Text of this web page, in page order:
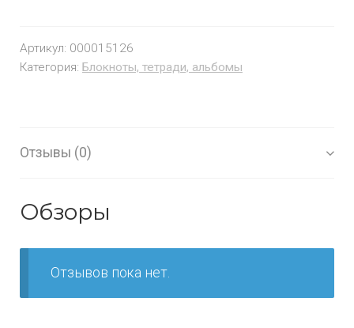
Артикул: 000015126
Категория: Блокноты, тетради, альбомы
Отзывы (0)
Обзоры
Отзывов пока нет.